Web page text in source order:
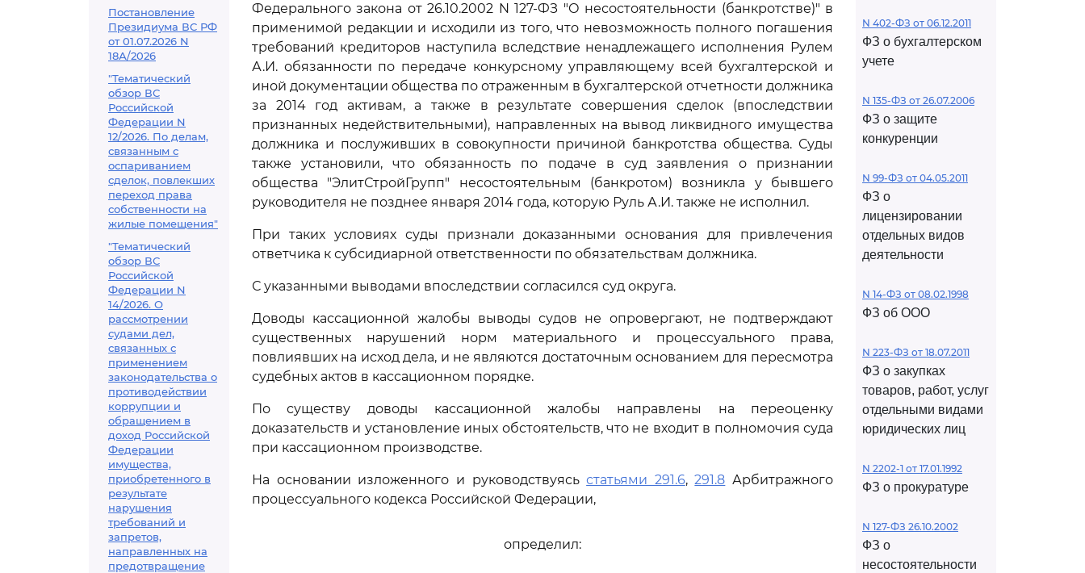
Постановление
Президиума ВС РФ
от 01.07.2026 N
18А/2026
"Тематический
обзор ВС
Российской
Федерации N
12/2026. По делам,
связанным с
оспариванием
сделок, повлекших
переход права
собственности на
жилые помещения"
"Тематический
обзор ВС
Российской
Федерации N
14/2026. О
рассмотрении
судами дел,
связанных с
применением
законодательства о
противодействии
коррупции и
обращением в
доход Российской
Федерации
имущества,
приобретенного в
результате
нарушения
требований и
запретов,
направленных на
предотвращение
Федерального закона от 26.10.2002 N 127-ФЗ "О несостоятельности (банкротстве)" в
применимой редакции и исходили из того, что невозможность полного погашения
требований кредиторов наступила вследствие ненадлежащего исполнения Рулем
А.И. обязанности по передаче конкурсному управляющему всей бухгалтерской и
иной документации общества по отраженным в бухгалтерской отчетности должника
за 2014 год активам, а также в результате совершения сделок (впоследствии
признанных недействительными), направленных на вывод ликвидного имущества
должника и послуживших в совокупности причиной банкротства общества. Суды
также установили, что обязанность по подаче в суд заявления о признании
общества "ЭлитСтройГрупп" несостоятельным (банкротом) возникла у бывшего
руководителя не позднее января 2014 года, которую Руль А.И. также не исполнил.
При таких условиях суды признали доказанными основания для привлечения
ответчика к субсидиарной ответственности по обязательствам должника.
С указанными выводами впоследствии согласился суд округа.
Доводы кассационной жалобы выводы судов не опровергают, не подтверждают
существенных нарушений норм материального и процессуального права,
повлиявших на исход дела, и не являются достаточным основанием для пересмотра
судебных актов в кассационном порядке.
По существу доводы кассационной жалобы направлены на переоценку
доказательств и установление иных обстоятельств, что не входит в полномочия суда
при кассационном производстве.
На основании изложенного и руководствуясьстатьями 291.6,291.8 Арбитражного
процессуального кодекса Российской Федерации,
определил:
N 402-ФЗ от 06.12.2011
ФЗ о бухгалтерском
учете
N 135-ФЗ от 26.07.2006
ФЗ о защите
конкуренции
N 99-ФЗ от 04.05.2011
ФЗ о
лицензировании
отдельных видов
деятельности
N 14-ФЗ от 08.02.1998
ФЗ об ООО
N 223-ФЗ от 18.07.2011
ФЗ о закупках
товаров, работ, услуг
отдельными видами
юридических лиц
N 2202-1 от 17.01.1992
ФЗ о прокуратуре
N 127-ФЗ 26.10.2002
ФЗ о
несостоятельности